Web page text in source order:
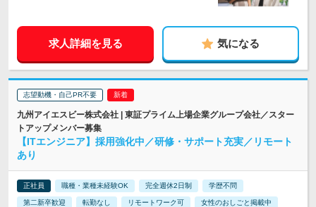
求人詳細を見る 気になる
志望動機・自己PR不要
九州アイエスビー株式会社 | 東証プライム上場企業グループ会社／スター
トアップメンバー募集
【ITエンジニア】採用強化中／研修・サポート充実／リモート
あり
正社員 職種・業種未経験OK 完全週休2日制 学歴不問
第二新卒歓迎 転勤なし リモートワーク可 女性のおしごと掲載中